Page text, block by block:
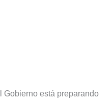
Gobierno está preparando